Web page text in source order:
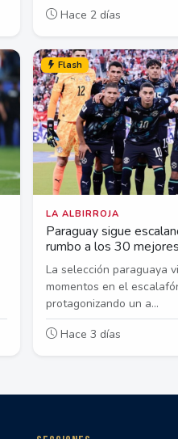
Hace 2 días
Flash
LA ALBIRROJA
Paraguay sigue
rumbo a los 30 mejores
La selección paraguaya
momentos en el
protagonizando un a...
Hace 3 días